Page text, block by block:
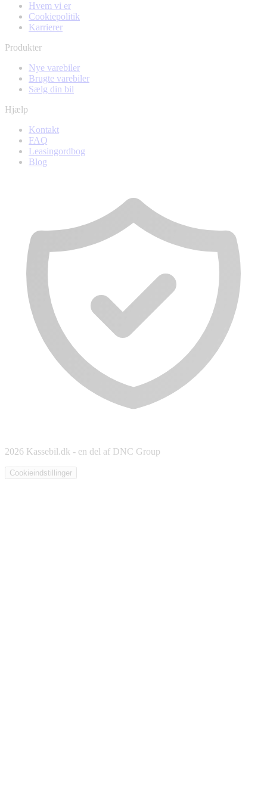
Hvem vi er
Cookiepolitik
Karrierer
Produkter
Nye varebiler
Brugte varebiler
Sælg din bil
Hjælp
Kontakt
FAQ
Leasingordbog
Blog
2026 Kassebil.dk - en del af DNC Group
Cookieindstillinger